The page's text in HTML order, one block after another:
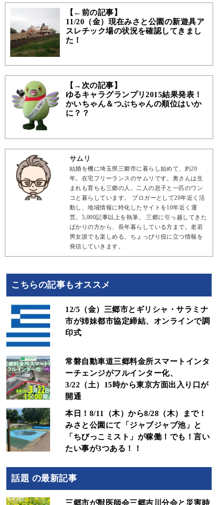
【←前の記事】
11/20（金）現在みさと公園の新遊具ア
スレチック場の状況を確認してきまし
た！
【→次の記事】
ゆるキャラグランプリ2015結果発表！
かいちゃん＆つぶちゃんの順位はいか
に？？
サムリ
結婚を機に埼玉県三郷市に暮らし始めて、約20
年。在宅フリーランスのサムリです。奥さんは生
まれも育ちも三郷の人。二人の息子と一匹のワン
コと暮らしています。 ブロガーとして20年近く活
動し、地域情報に特化したサイトを10年近く運
営。5,000記事以上を執筆。 三郷に引っ越してきた
ばかりの方から、長年暮らしている方まで。老若
男女誰でも楽しめる、ちょっぴり役に立つ情報を
発信していきます。
こちらの記事もオススメ
12/5（金）三郷市とギリシャ・サラミナ
市が姉妹都市協定締結、オンラインで調
印式
常磐自動車道三郷料金所スマートインタ
ーチェンジがフルインター化、
3/22（土）15時から東京方面出入り口が
開通
本日！8/11（木）から8/28（木）まで！
みさと公園にて「ジャブジャブ池」と
「ちびっこミスト」が稼働！でも！言い
たい事が3つある！！
話題 の最新記事
三郷市が獣医師会三郷吉川分会と災害時